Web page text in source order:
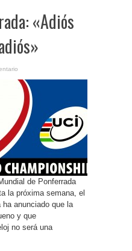
«Adiós
de Ponferrada
la próxima semana, el
anunciado que la
y que
no será una